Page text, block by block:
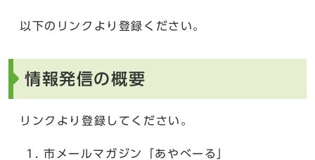
以下のリンクより登録ください。
情報発信の概要
リンクより登録してください。
市メールマガジン「あやべーる」